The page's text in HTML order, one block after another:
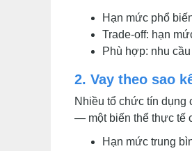
Hạn mức phổ
Trade-off: hạn
Phù hợp: nhu
2. Vay theo sao
Nhiều tổ chức tín dụng
— một biến thể thực tế
Hạn mức trung